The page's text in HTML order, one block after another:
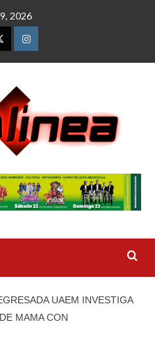
2026
Instagram
UAEM INVESTIGA
MAMA CON